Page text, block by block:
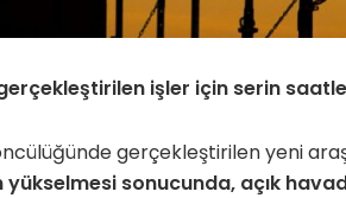
gerçekleştirilen işler için serin
gerçekleştirilen yeni
yükselmesi sonucunda, açık